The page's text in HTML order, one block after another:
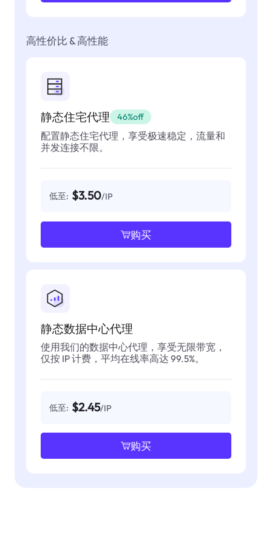
高性价比 & 高性能
静态住宅代理 46%off
配置静态住宅代理，享受极速稳定，流量和
并发连接不限。
低至: $3.50/IP
购买
静态数据中心代理
使用我们的数据中心代理，享受无限带宽，
仅按 IP 计费，平均在线率高达 99.5%。
低至: $2.45/IP
购买